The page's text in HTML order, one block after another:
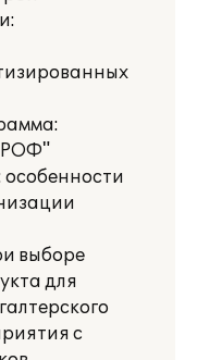
выборе
для
с